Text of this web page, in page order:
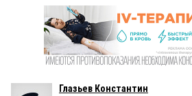
Глазьев Константин